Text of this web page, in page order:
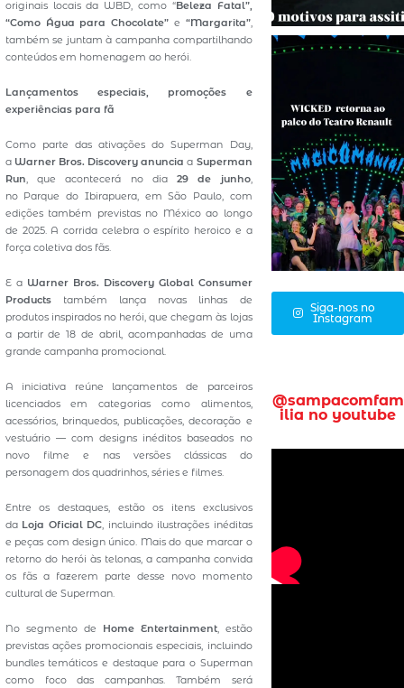
originais locais da WBD, como “Beleza Fatal”,
“Como Água para Chocolate” e “Margarita”,
também se juntam à campanha compartilhando
conteúdos em homenagem ao herói.
Lançamentos especiais, promoções e
experiências para fã
Como parte das ativações do Superman Day,
a Warner Bros. Discovery anuncia a Superman
Run, que acontecerá no dia29 de junho,
no Parque do Ibirapuera, em São Paulo, com
edições também previstas no México ao longo
de 2025. A corrida celebra o espírito heroico e a
força coletiva dos fãs.
E a Warner Bros. Discovery Global Consumer
Products também lança novas linhas de
produtos inspirados no herói, que chegam às lojas
a partir de 18 de abril, acompanhadas de uma
grande campanha promocional.
A iniciativa reúne lançamentos de parceiros
licenciados em categorias como alimentos,
acessórios, brinquedos, publicações, decoração e
vestuário — com designs inéditos baseados no
novo filme e nas versões clássicas do
personagem dos quadrinhos, séries e filmes.
Entre os destaques, estão os itens exclusivos
da Loja Oficial DC, incluindo ilustrações inéditas
e peças com design único. Mais do que marcar o
retorno do herói às telonas, a campanha convida
os fãs a fazerem parte desse novo momento
cultural de Superman.
No segmento de Home Entertainment, estão
previstas ações promocionais especiais, incluindo
bundles temáticos e destaque para o Superman
como foco das campanhas. Também será
Siga-nos no
Instagram
@sampacomfam
ilia no youtube